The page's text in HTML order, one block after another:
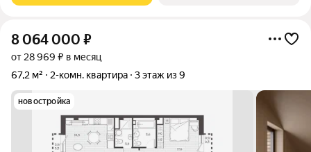
8 064 000 ₽
от 28 969 ₽ в месяц
67,2 м²
2-комн. квартира 3 этаж из 9
новостройка